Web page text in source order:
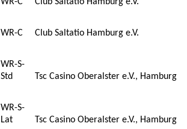
WR-C Club Saltatio Hamburg e.V.
WR-S-
Std
Tsc Casino Oberalster e.V., Hamburg
WR-S-
Lat
Tsc Casino Oberalster e.V., Hamburg